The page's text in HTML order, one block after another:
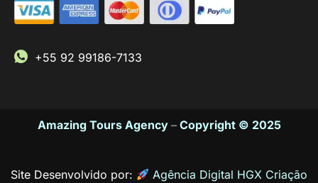
+55 92 99186-7133
Amazing Tours Agency– Copyright © 2025
Site Desenvolvido por:
Agência Digital HGX Criação